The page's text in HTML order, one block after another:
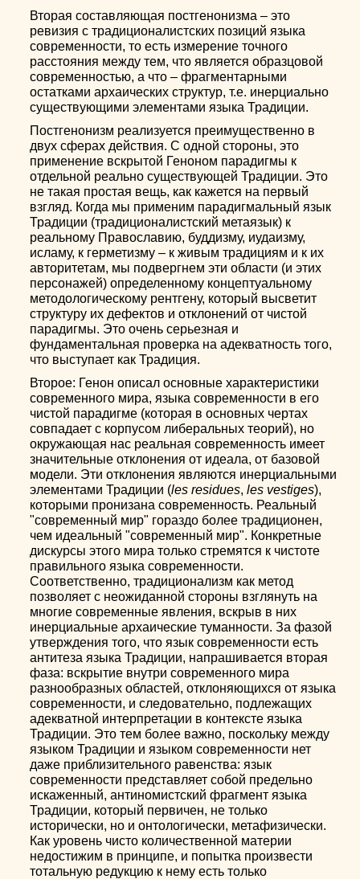
Вторая составляющая постгенонизма – это
ревизия с традиционалистских позиций языка
современности, то есть измерение точного
расстояния между тем, что является образцовой
современностью, а что – фрагментарными
остатками архаических структур, т.е. инерциально
существующими элементами языка Традиции.
Постгенонизм реализуется преимущественно в
двух сферах действия. С одной стороны, это
применение вскрытой Геноном парадигмы к
отдельной реально существующей Традиции. Это
не такая простая вещь, как кажется на первый
взгляд. Когда мы применим парадигмальный язык
Традиции (традиционалистский метаязык) к
реальному Православию, буддизму, иудаизму,
исламу, к герметизму – к живым традициям и к их
авторитетам, мы подвергнем эти области (и этих
персонажей) определенному концептуальному
методологическому рентгену, который высветит
структуру их дефектов и отклонений от чистой
парадигмы. Это очень серьезная и
фундаментальная проверка на адекватность того,
что выступает как Традиция.
Второе: Генон описал основные характеристики
современного мира, языка современности в его
чистой парадигме (которая в основных чертах
совпадает с корпусом либеральных теорий), но
окружающая нас реальная современность имеет
значительные отклонения от идеала, от базовой
модели. Эти отклонения являются инерциальными
элементами Традиции (les residues,les vestiges),
которыми пронизана современность. Реальный
"современный мир" гораздо более традиционен,
чем идеальный "современный мир". Конкретные
дискурсы этого мира только стремятся к чистоте
правильного языка современности.
Соответственно, традиционализм как метод
позволяет с неожиданной стороны взглянуть на
многие современные явления, вскрыв в них
инерциальные архаические туманности. За фазой
утверждения того, что язык современности есть
антитеза языка Традиции, напрашивается вторая
фаза: вскрытие внутри современного мира
разнообразных областей, отклоняющихся от языка
современности, и следовательно, подлежащих
адекватной интерпретации в контексте языка
Традиции. Это тем более важно, поскольку между
языком Традиции и языком современности нет
даже приблизительного равенства: язык
современности представляет собой предельно
искаженный, антиномистский фрагмент языка
Традиции, который первичен, не только
исторически, но и онтологически, метафизически.
Как уровень чисто количественной материи
недостижим в принципе, и попытка произвести
тотальную редукцию к нему есть только